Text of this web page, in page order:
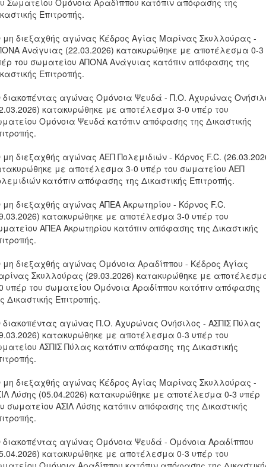
Σωματείου Ομόνοια Αραδίππου κατόπιν απόφασης της
Επιτροπής.
μη διεξαχθής αγώνας Κέδρος Αγίας Μαρίνας Σκυλλούρας -
Ανάγυιας (22.03.2026) κατακυρώθηκε με αποτέλεσμα 0-3
του σωματείου ΑΠΟΝΑ Ανάγυιας κατόπιν απόφασης της
Επιτροπής.
διακοπέντας αγώνας Ομόνοια Ψευδά - Π.Ο. Αχυρώνας
κατακυρώθηκε με αποτέλεσμα 3-0 υπέρ του
Ομόνοια Ψευδά κατόπιν απόφασης της Δικαστικής
μη διεξαχθής αγώνας ΑΕΠ Πολεμιδιών - Κόρνος F.C.
με αποτέλεσμα 3-0 υπέρ του σωματείου ΑΕΠ
κατόπιν απόφασης της Δικαστικής Επιτροπής.
μη διεξαχθής αγώνας ΑΠΕΑ Ακρωτηρίου - Κόρνος F.C.
κατακυρώθηκε με αποτέλεσμα 3-0 υπέρ του
ΑΠΕΑ Ακρωτηρίου κατόπιν απόφασης της Δικαστικής
μη διεξαχθής αγώνας Ομόνοια Αραδίππου - Κέδρος Αγίας
Σκυλλούρας (29.03.2026) κατακυρώθηκε με
υπέρ του σωματείου Ομόνοια Αραδίππου κατόπιν απόφασης
Δικαστικής Επιτροπής.
διακοπέντας αγώνας Π.Ο. Αχυρώνας Ονήσιλος - ΑΣΠΙΣ Πύλας
κατακυρώθηκε με αποτέλεσμα 0-3 υπέρ του
ΑΣΠΙΣ Πύλας κατόπιν απόφασης της Δικαστικής
μη διεξαχθής αγώνας Κέδρος Αγίας Μαρίνας Σκυλλούρας -
Λύσης (05.04.2026) κατακυρώθηκε με αποτέλεσμα 0-3 υπέρ
σωματείου ΑΣΙΛ Λύσης κατόπιν απόφασης της Δικαστικής
διακοπέντας αγώνας Ομόνοια Ψευδά - Ομόνοια Αραδίππου
κατακυρώθηκε με αποτέλεσμα 0-3 υπέρ του